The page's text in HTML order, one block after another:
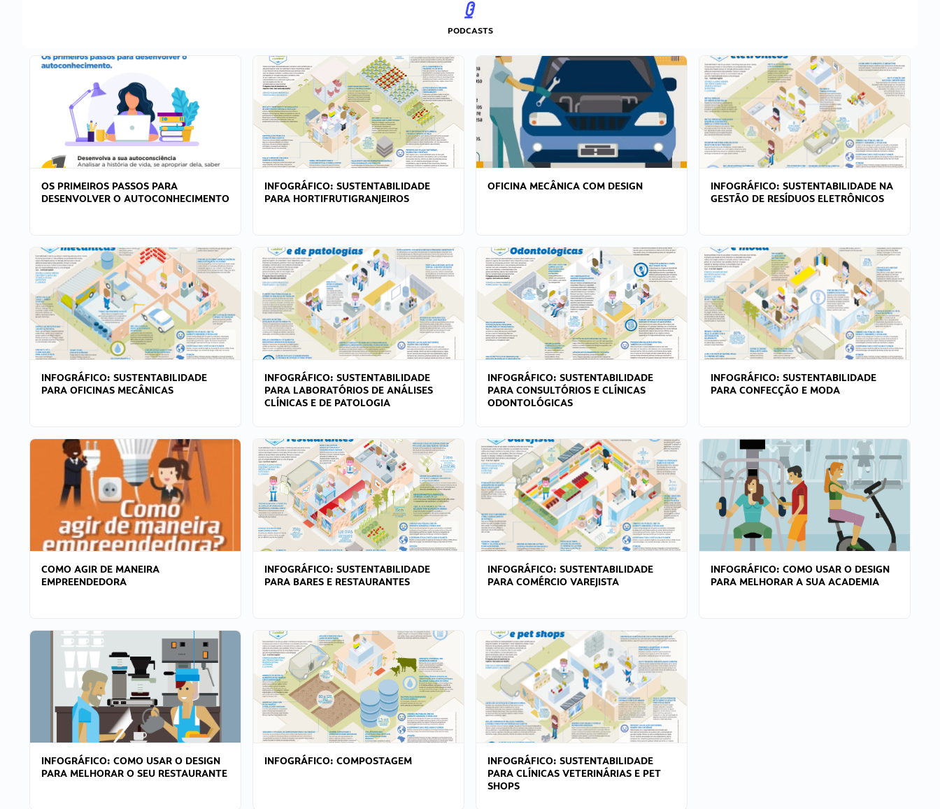
PODCASTS
OS PRIMEIROS PASSOS PARA
DESENVOLVER O AUTOCONHECIMENTO
INFOGRÁFICO: SUSTENTABILIDADE
PARA HORTIFRUTIGRANJEIROS
OFICINA MECÂNICA COM DESIGN
INFOGRÁFICO: SUSTENTABILIDADE NA
GESTÃO DE RESÍDUOS ELETRÔNICOS
INFOGRÁFICO: SUSTENTABILIDADE
PARA OFICINAS MECÂNICAS
INFOGRÁFICO: SUSTENTABILIDADE
PARA LABORATÓRIOS DE ANÁLISES
CLÍNICAS E DE PATOLOGIA
INFOGRÁFICO: SUSTENTABILIDADE
PARA CONSULTÓRIOS E CLÍNICAS
ODONTOLÓGICAS
INFOGRÁFICO: SUSTENTABILIDADE
PARA CONFECÇÃO E MODA
COMO AGIR DE MANEIRA
EMPREENDEDORA
INFOGRÁFICO: SUSTENTABILIDADE
PARA BARES E RESTAURANTES
INFOGRÁFICO: SUSTENTABILIDADE
PARA COMÉRCIO VAREJISTA
INFOGRÁFICO: COMO USAR O DESIGN
PARA MELHORAR A SUA ACADEMIA
INFOGRÁFICO: COMO USAR O DESIGN
PARA MELHORAR O SEU RESTAURANTE
INFOGRÁFICO: COMPOSTAGEM
INFOGRÁFICO: SUSTENTABILIDADE
PARA CLÍNICAS VETERINÁRIAS E PET
SHOPS